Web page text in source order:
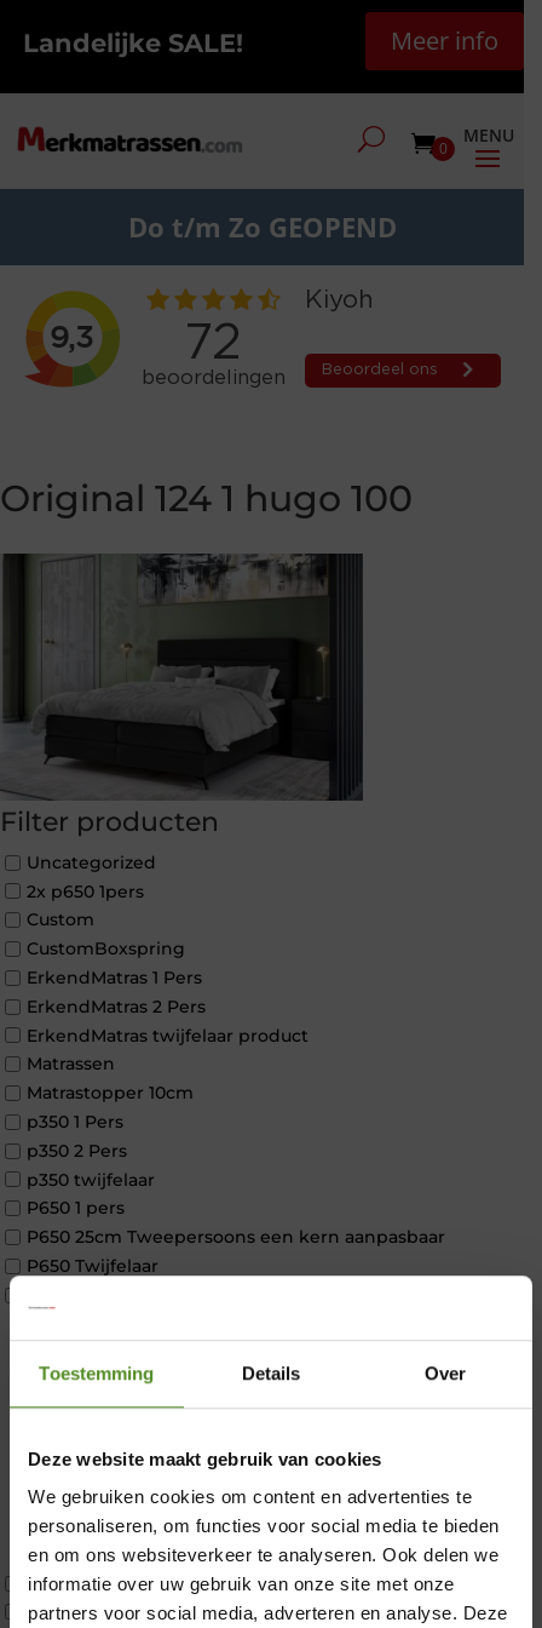
Toestemming Details Over
Deze website maakt gebruik van cookies
We gebruiken cookies om content en advertenties te
personaliseren, om functies voor social media te bieden
en om ons websiteverkeer te analyseren. Ook delen we
informatie over uw gebruik van onze site met onze
partners voor social media, adverteren en analyse. Deze
Landelijke SALE! Meer info
0
Do t/m Zo GEOPEND
Original 124 1 hugo 100
Filter producten
Uncategorized
2x p650 1pers
Custom
CustomBoxspring
ErkendMatras 1 Pers
ErkendMatras 2 Pers
ErkendMatras twijfelaar product
Matrassen
Matrastopper 10cm
p350 1 Pers
p350 2 Pers
p350 twijfelaar
P650 1 pers
P650 25cm Tweepersoons een kern aanpasbaar
P650 Twijfelaar
2 personen
2 personen split
Materiaal
Koudschuim
Latex
Traagschuim
Tweepersoons 1 kern
Tweepersoons 1 kern product
×